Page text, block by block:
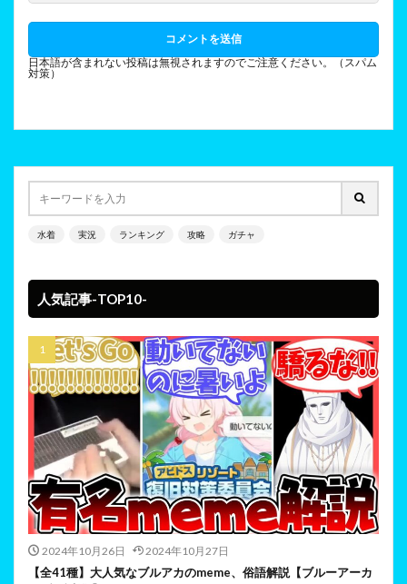
日本語が含まれない投稿は無視されますのでご注意ください。（スパム
対策）
水着 実況 ランキング 攻略 ガチャ
人気記事-TOP10-
2024年10月26日 2024年10月27日
【全41種】大人気なブルアカのmeme、俗語解説【ブルーアーカ